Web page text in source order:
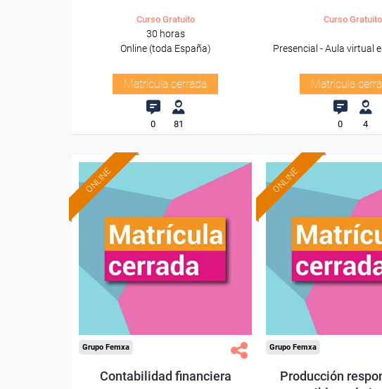
Curso Gratuito
30 horas
Online (toda España)
Matrícula cerrada
0 81
Curso Gratuito
Presencial - Aula virtual
Matrícula
0 4
ONLINE
Grupo Femxa
Contabilidad financiera
ONLINE
Grupo Femxa
Producción